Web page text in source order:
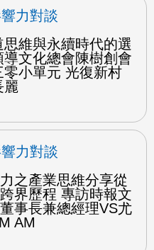
力對談
維與永續時代的選
文化總會陳樹創會
小單元 光復新村
麗
力對談
之產業思維分享從
界歷程 專訪時報文
事長兼總經理VS尤
AM